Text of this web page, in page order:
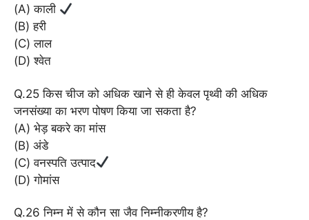
(A) काली
(B) हरी
(C) लाल
(D) श्वेत
Q.25 किस चीज को अधिक खाने से ही केवल पृथ्वी की अधिक
जनसंख्या का भरण पोषण किया जा सकता है?
(A) भेड़ बकरे का मांस
(B) अंडे
(C) वनस्पति उत्पाद
(D) गोमांस
Q.26 निम्न में से कौन सा जैव निम्नीकरणीय है?